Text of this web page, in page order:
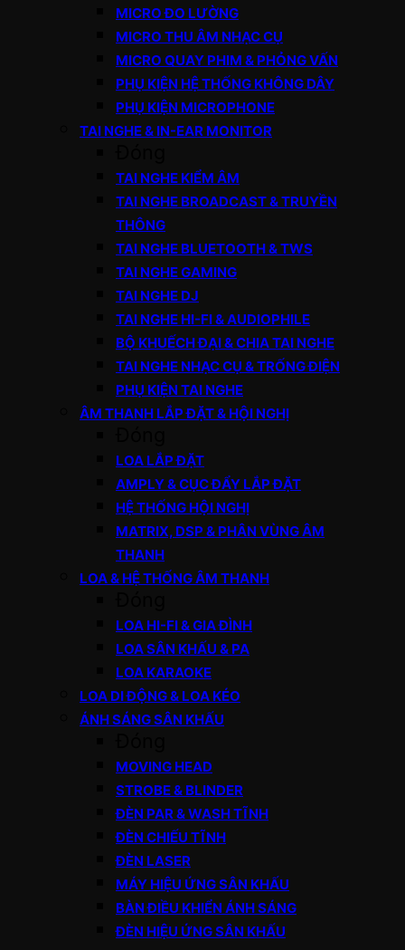
MICRO ĐO LƯỜNG
MICRO THU ÂM NHẠC CỤ
MICRO QUAY PHIM & PHỎNG VẤN
PHỤ KIỆN HỆ THỐNG KHÔNG DÂY
PHỤ KIỆN MICROPHONE
TAI NGHE & IN-EAR MONITOR
TAI NGHE KIỂM ÂM
TAI NGHE BROADCAST & TRUYỀN
THÔNG
TAI NGHE BLUETOOTH & TWS
TAI NGHE GAMING
TAI NGHE DJ
TAI NGHE HI-FI & AUDIOPHILE
BỘ KHUẾCH ĐẠI & CHIA TAI NGHE
TAI NGHE NHẠC CỤ & TRỐNG ĐIỆN
PHỤ KIỆN TAI NGHE
ÂM THANH LẮP ĐẶT & HỘI NGHỊ
LOA LẮP ĐẶT
AMPLY & CỤC ĐẨY LẮP ĐẶT
HỆ THỐNG HỘI NGHỊ
MATRIX, DSP & PHÂN VÙNG ÂM
THANH
LOA & HỆ THỐNG ÂM THANH
LOA HI-FI & GIA ĐÌNH
LOA SÂN KHẤU & PA
LOA KARAOKE
LOA DI ĐỘNG & LOA KÉO
ÁNH SÁNG SÂN KHẤU
MOVING HEAD
STROBE & BLINDER
ĐÈN PAR & WASH TĨNH
ĐÈN CHIẾU TĨNH
ĐÈN LASER
MÁY HIỆU ỨNG SÂN KHẤU
BÀN ĐIỀU KHIỂN ÁNH SÁNG
ĐÈN HIỆU ỨNG SÂN KHẤU